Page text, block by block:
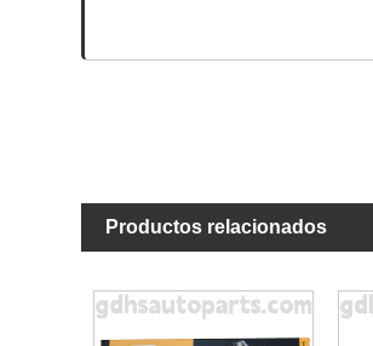
Productos relacionados